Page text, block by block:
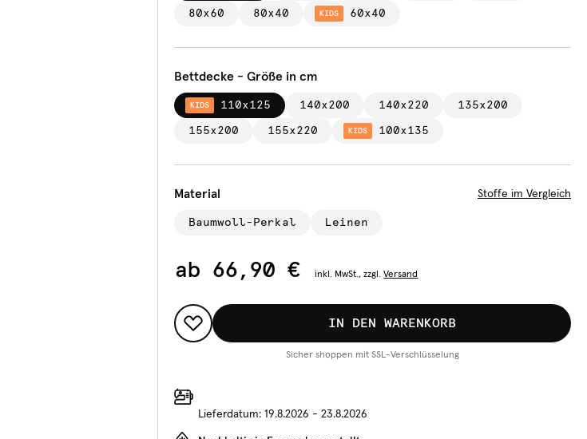
80x60 80x40 KIDS 60x40
Bettdecke - Größe in cm
KIDS 110x125 140x200 140x220 135x200
155x200 155x220 KIDS 100x135
Material Stoffe im Vergleich
Baumwoll-Perkal Leinen
ab 66,90 € inkl. MwSt., zzgl. Versand
IN DEN WARENKORB
Sicher shoppen mit SSL-Verschlüsselung
Lieferdatum: 19.8.2026 - 23.8.2026